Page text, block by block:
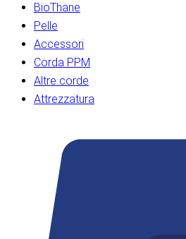
BioThane
Pelle
Accessori
Corda PPM
Altre corde
Attrezzatura